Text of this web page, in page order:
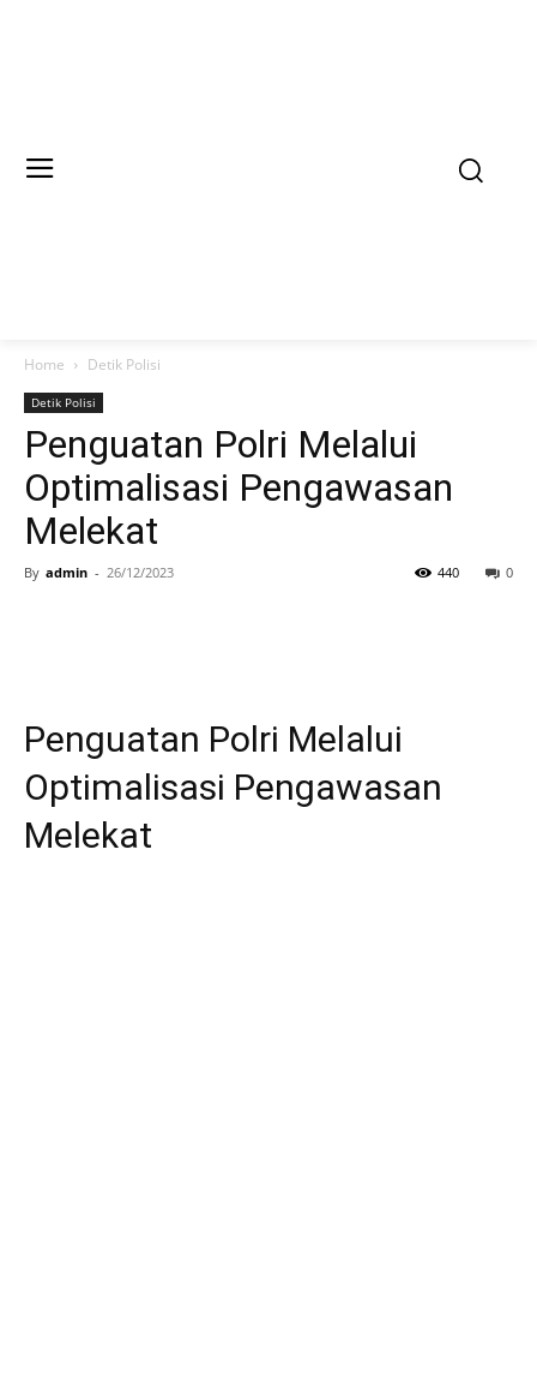
Home Detik Polisi
Detik Polisi
Penguatan Polri Melalui
Optimalisasi Pengawasan
Melekat
By admin - 26/12/2023 0
440
Penguatan Polri Melalui
Optimalisasi Pengawasan
Melekat